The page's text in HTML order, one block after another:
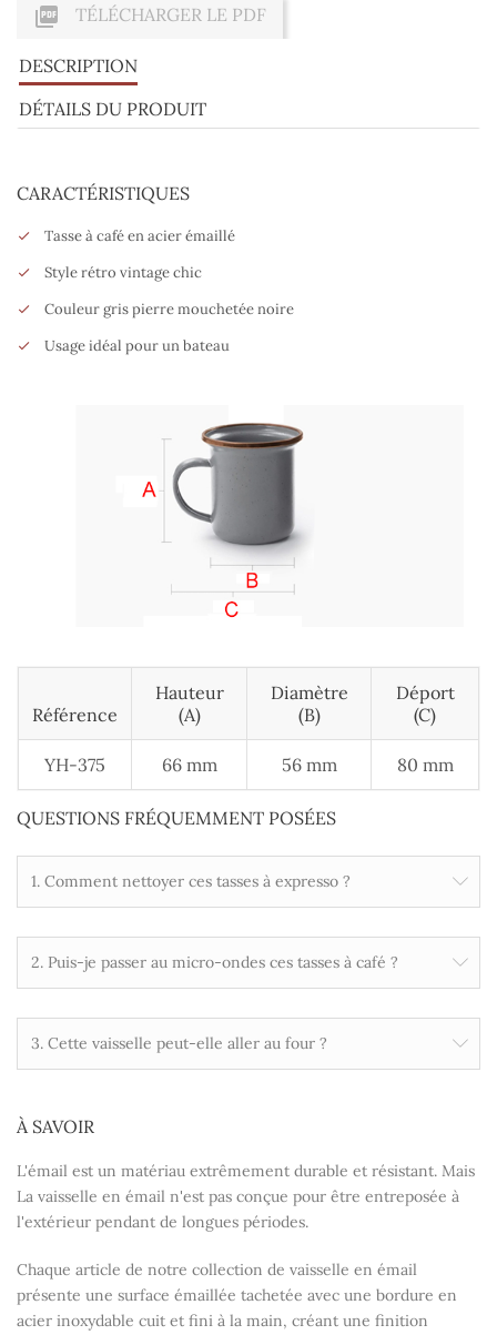
 TÉLÉCHARGER LE PDF
DESCRIPTION
DÉTAILS DU PRODUIT
CARACTÉRISTIQUES
Tasse à café en acier émaillé
Style rétro vintage chic
Couleur gris pierre mouchetée noire
Usage idéal pour un bateau
Référence
Hauteur
(A)
Diamètre
(B)
Déport
(C)
YH-375 66 mm 56 mm 80 mm
QUESTIONS FRÉQUEMMENT POSÉES
1. Comment nettoyer ces tasses à expresso ?
2. Puis-je passer au micro-ondes ces tasses à café ?
3. Cette vaisselle peut-elle aller au four ?
À SAVOIR
L'émail est un matériau extrêmement durable et résistant. Mais
La vaisselle en émail n'est pas conçue pour être entreposée à
l'extérieur pendant de longues périodes.
Chaque article de notre collection de vaisselle en émail
présente une surface émaillée tachetée avec une bordure en
acier inoxydable cuit et fini à la main, créant une finition